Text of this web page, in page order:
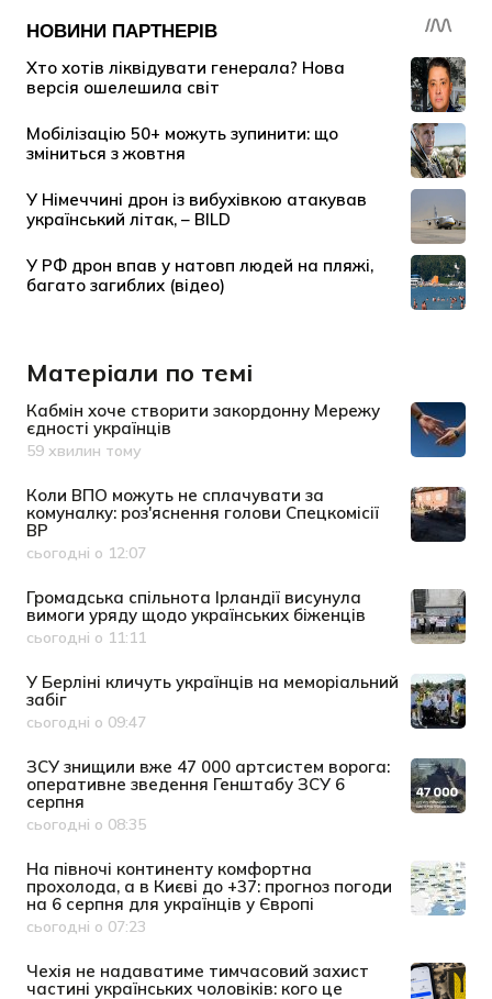
Матеріали по темі
Кабмін хоче створити закордонну Мережу
єдності українців
Дата публікації
59 хвилин тому
Коли ВПО можуть не сплачувати за
комуналку: роз'яснення голови Спецкомісії
ВР
Дата публікації
сьогодні о 12:07
Громадська спільнота Ірландії висунула
вимоги уряду щодо українських біженців
Дата публікації
сьогодні о 11:11
У Берліні кличуть українців на меморіальний
забіг
Дата публікації
сьогодні о 09:47
ЗСУ знищили вже 47 000 артсистем ворога:
оперативне зведення Генштабу ЗСУ 6
серпня
Дата публікації
сьогодні о 08:35
На півночі континенту комфортна
прохолода, а в Києві до +37: прогноз погоди
на 6 серпня для українців у Європі
Дата публікації
сьогодні о 07:23
Чехія не надаватиме тимчасовий захист
частині українських чоловіків: кого це